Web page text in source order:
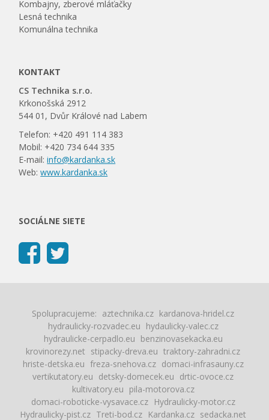
Kombajny, zberové mláťačky
Lesná technika
Komunálna technika
KONTAKT
CS Technika s.r.o.
Krkonošská 2912
544 01, Dvůr Králové nad Labem
Telefon: +420 491 114 383
Mobil: +420 734 644 335
E-mail:info@kardanka.sk
Web:www.kardanka.sk
SOCIÁLNE SIETE
Spolupracujeme: aztechnika.cz kardanova-hridel.cz
hydraulicky-rozvadec.eu hydaulicky-valec.cz
hydraulicke-cerpadlo.eu benzinovasekacka.eu
krovinorezy.net stipacky-dreva.eu traktory-zahradni.cz
hriste-detska.eu freza-snehova.cz domaci-infrasauny.cz
vertikutatory.eu detsky-domecek.eu drtic-ovoce.cz
kultivatory.eu pila-motorova.cz
domaci-roboticke-vysavace.cz
Hydraulicky-motor.cz
Hydraulicky-pist.cz Treti-bod.cz Kardanka.cz sedacka.net